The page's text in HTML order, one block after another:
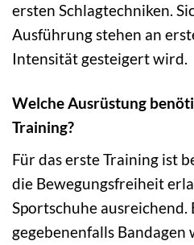
ersten Schlagtechniken.
Ausführung stehen an
Intensität gesteigert wird.
Welche Ausrüstung
Training?
Für das erste Training ist
die Bewegungsfreiheit
Sportschuhe ausreichend.
gegebenenfalls Bandagen